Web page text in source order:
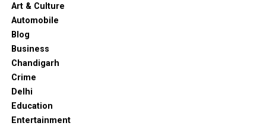
Art & Culture
Automobile
Blog
Business
Chandigarh
Crime
Delhi
Education
Entertainment